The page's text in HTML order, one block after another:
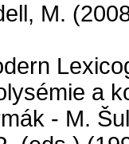
M.
a
- M.